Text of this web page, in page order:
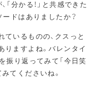
分かる！」と共感できた
ードはありましたか？
いるものの、クスっと
りますよね。バレンタイ
振り返ってみて「今日笑
てくださいね。